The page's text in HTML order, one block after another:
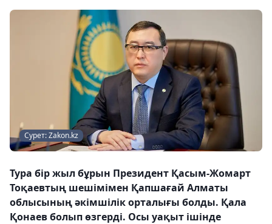
Сурет: Zakon.kz
Тура бір жыл бұрын Президент Қасым-Жомарт
Тоқаевтың шешімімен Қапшағай Алматы
облысының әкімшілік орталығы болды. Қала
Қонаев болып өзгерді. Осы уақыт ішінде